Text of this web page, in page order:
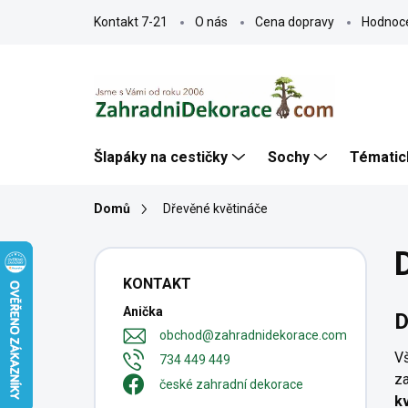
Kontakt 7-21 O nás Cena dopravy
Šlapáky na cestičky Sochy
Domů Dřevěné květináče
P
KONTAKT
Anička
obchod@zahradnidekorace.com
734 449 449
české zahradní dekorace